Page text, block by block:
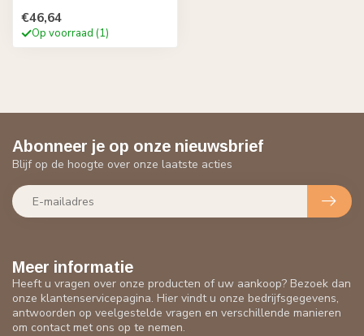
€46,64
Op voorraad (1)
Meer informatie
Heeft u vragen over onze producten of uw aankoop? Bezoek dan
onze klantenservicepagina. Hier vindt u onze bedrijfsgegevens,
antwoorden op veelgestelde vragen en verschillende manieren
om contact met ons op te nemen.
Abonneer je op onze nieuwsbrief
Blijf op de hoogte over onze laatste acties